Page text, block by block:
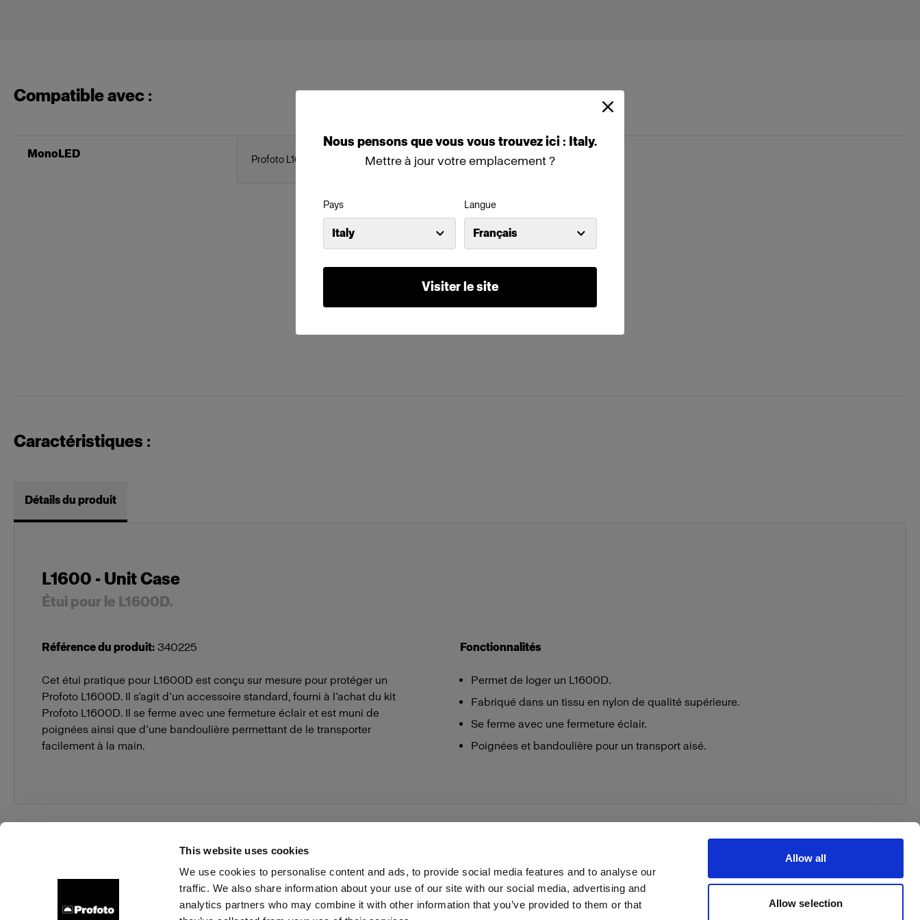
This website uses cookies
We use cookies to personalise content and ads, to provide social media features and to analyse our
traffic. We also share information about your use of our site with our social media, advertising and
analytics partners who may combine it with other information that you’ve provided to them or that
Allow all
Allow selection
Nous pensons quevous vous trouvezici : Italy.
Mettre à jour votre emplacement ?
Pays
Italy
Langue
Français
Visiter le site
Compatible avec :
MonoLED Profoto L1600D (1600W)
Caractéristiques :
Détails du produit
L1600 - Unit Case
Étui pour le L1600D.
Référence du produit: 340225
Cet étui pratique pour L1600D est conçu sur mesure pour protéger un
Profoto L1600D. Il s’agit d’un accessoire standard, fourni à l’achat du kit
Profoto L1600D. Il se ferme avec une fermeture éclair et est muni de
poignées ainsi que d’une bandoulière permettant de le transporter
facilement à la main.
Fonctionnalités
Permet de loger un L1600D.
Fabriqué dans un tissu en nylon de qualité supérieure.
Se ferme avec une fermeture éclair.
Poignées et bandoulière pour un transport aisé.
À propos de Profoto Support Emploi Presse Investisseurs Share The Light Withdrawal your order